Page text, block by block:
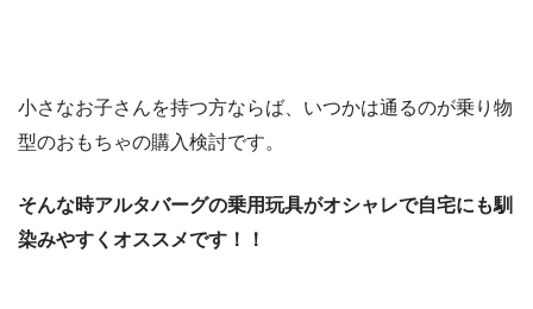
小さなお子さんを持つ方ならば、いつかは通るのが乗り物
型のおもちゃの購入検討です。
そんな時アルタバーグの乗用玩具がオシャレで自宅にも馴
染みやすくオススメです！！